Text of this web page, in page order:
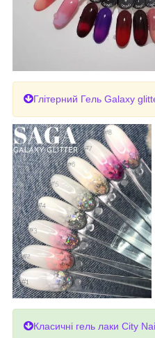
Глітерний Гель Galaxy
Класичні гель лаки City